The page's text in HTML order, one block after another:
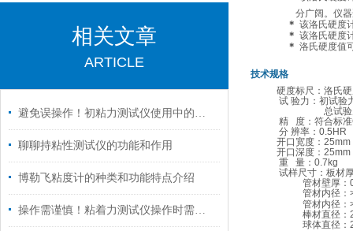
相关文章
ARTICLE
避免误操作！初粘力测试仪使用中的五大陷阱
聊聊持粘性测试仪的功能和作用
博勒飞粘度计的种类和功能特点介绍
操作需谨慎！粘着力测试仪操作时需要注意这些
分广阔。仪
＊ 该洛氏硬度
＊ 该洛氏硬度
＊ 洛氏硬度值
技术规格
硬度标尺：洛氏
试 验力：初试验
总试
精 度：符合标准
分 辨率：0.5HR
开口宽度：25mm
开口深度：25mm
重 量：0.7kg
试样尺寸：板材
管材壁厚：
管材内径：
管材内径：
棒材直径：
球体直径：